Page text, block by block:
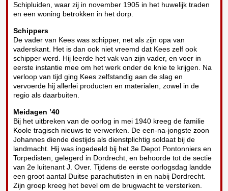
Schipluiden, waar zij in november 1905 in het huwelijk traden
en een woning betrokken in het dorp.
Schippers
De vader van Kees was schipper, net als zijn opa van
vaderskant. Het is dan ook niet vreemd dat Kees zelf ook
schipper werd. Hij leerde het vak van zijn vader, en voer in
eerste instantie mee om het werk onder de knie te krijgen. Na
verloop van tijd ging Kees zelfstandig aan de slag en
vervoerde hij allerlei producten en materialen, zowel in de
regio als daarbuiten.
Meidagen ’40
Bij het uitbreken van de oorlog in mei 1940 kreeg de familie
Koole tragisch nieuws te verwerken. De een-na-jongste zoon
Johannes diende destijds als dienstplichtig soldaat bij de
landmacht. Hij was ingedeeld bij het 3e Depot Pontonniers en
Torpedisten, gelegerd in Dordrecht, en behoorde tot de sectie
van 2e luitenant J. Over. Tijdens de eerste oorlogsdag landde
een groot aantal Duitse parachutisten in en nabij Dordrecht.
Zijn groep kreeg het bevel om de brugwacht te versterken.